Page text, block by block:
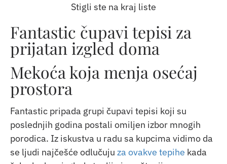
Fantastic čupavi tepisi za
prijatan izgled doma
Mekoća koja menja osećaj
prostora
Fantastic pripada grupi čupavi tepisi koji su
poslednjih godina postali omiljen izbor mnogih
porodica. Iz iskustva u radu sa kupcima vidimo da
se ljudi najčešće odlučuju za ovakve tepihe kada
Stigli ste na kraj liste